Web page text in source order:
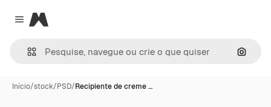
Close menu
Magnific
Início/stock/PSD/Recipiente de creme …